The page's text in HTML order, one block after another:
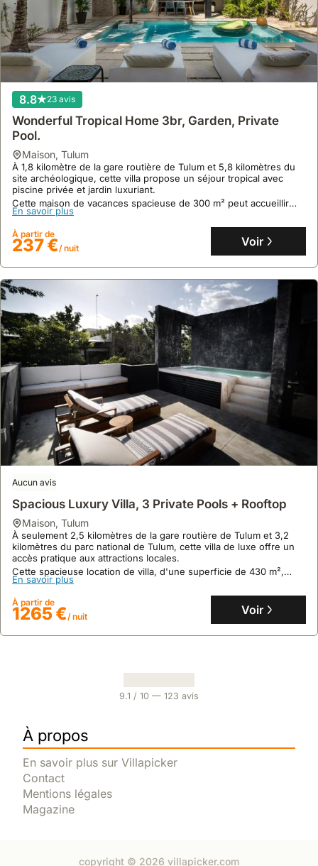
8.8 23 avis
Wonderful Tropical Home 3br, Garden, Private
Pool.
maison, Tulum
À 1,8 kilomètre de la gare routière de Tulum et 5,8 kilomètres du
site archéologique, cette villa propose un séjour tropical avec
piscine privée et jardin luxuriant.
Cette maison de vacances spacieuse de 300 m² peut accueillir
jusqu'à 13 personnes et offre une connexion Wi-Fi gratuite, la
En savoir plus
À partir de
237 €/ nuit Voir
Aucun avis
Spacious Luxury Villa, 3 Private Pools + Rooftop
maison, Tulum
À seulement 2,5 kilomètres de la gare routière de Tulum et 3,2
kilomètres du parc national de Tulum, cette villa de luxe offre un
accès pratique aux attractions locales.
Cette spacieuse location de villa, d'une superficie de 430 m²,
peut accueillir jusqu'à 27 personnes et dispose de trois piscines
privées, d'un jacuzzi, d'un sauna et d'un centre de fitness.
En savoir plus
À partir de
1265 €/ nuit Voir
9.1 / 10 — 123 avis
À propos
En savoir plus sur Villapicker
Contact
Mentions légales
Magazine
copyright © 2026 villapicker.com